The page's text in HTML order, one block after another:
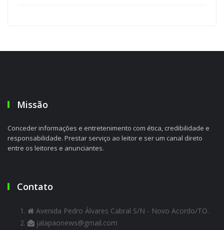
Missão
Conceder informações e entretenimento com ética, credibilidade e
responsabilidade. Prestar serviço ao leitor e ser um canal direto
entre os leitores e anunciantes.
Contato
Avenida Pedro Álvares Cabral S/N - Novo Acordo/TO.
jalapaonews@gmail.com